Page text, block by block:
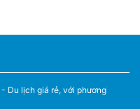
- Du lịch giá rẻ, với phương